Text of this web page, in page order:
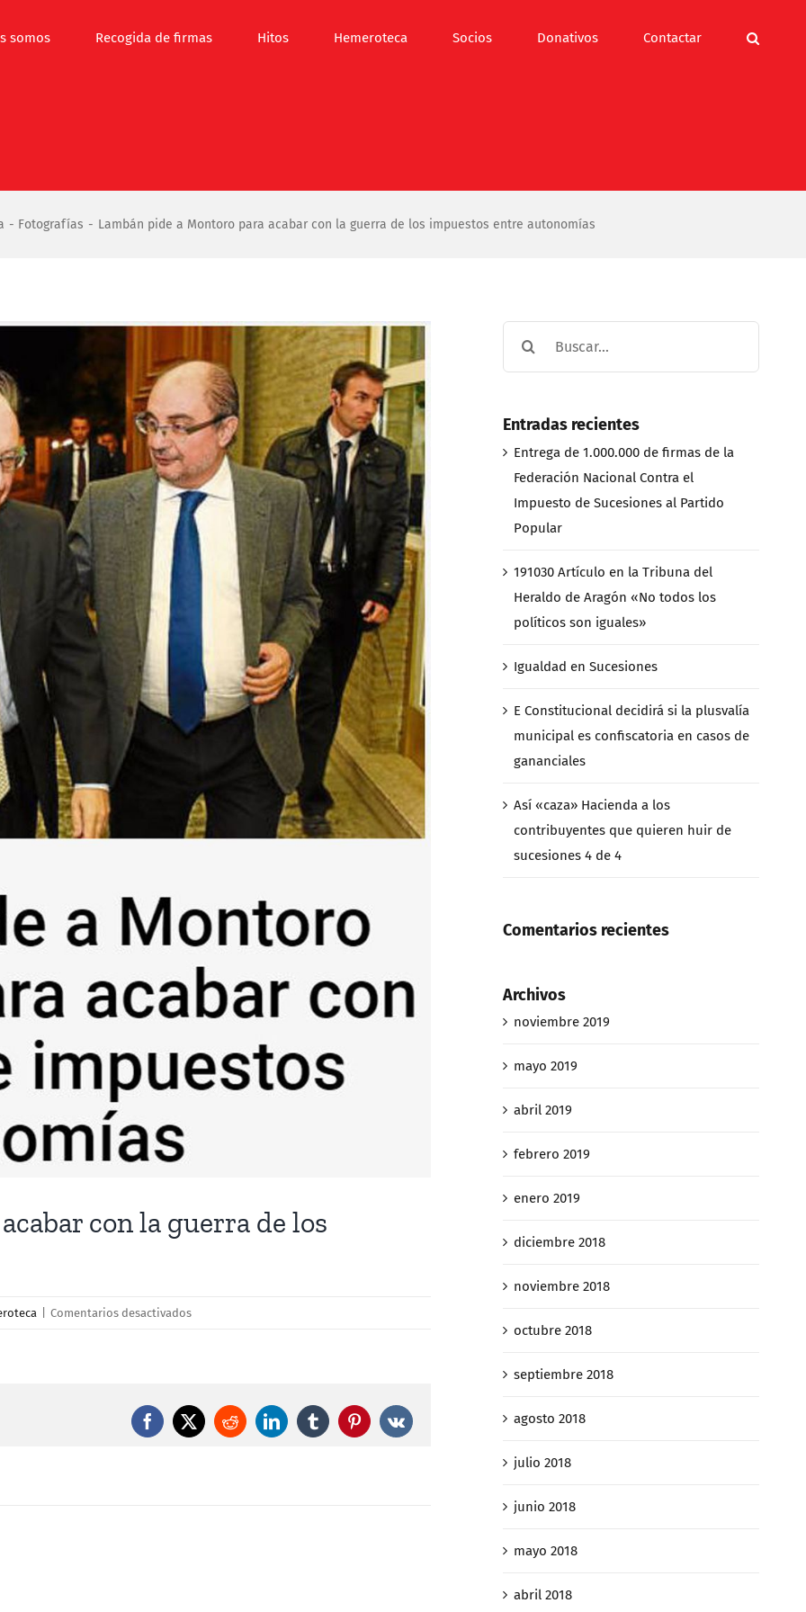
somos Recogida de firmas Hitos Hemeroteca Socios Donativos Contactar
Fotografías Lambán pide a Montoro para acabar con la guerra de los impuestos entre autonomías
con la guerra de los
Comentarios desactivadosen
para
Facebook
X RedditLinkedInTumblrPinterest
Vk
Entradas recientes
Entrega de 1.000.000 de firmas de la
Federación Nacional Contra el
Impuesto de Sucesiones al Partido
Popular
191030 Artículo en la Tribuna del
Heraldo de Aragón «No todos los
políticos son iguales»
Igualdad en Sucesiones
E Constitucional decidirá si la plusvalía
municipal es confiscatoria en casos de
gananciales
Así «caza» Hacienda a los
contribuyentes que quieren huir de
sucesiones 4 de 4
Comentarios recientes
Archivos
noviembre 2019
mayo 2019
abril 2019
febrero 2019
enero 2019
diciembre 2018
noviembre 2018
octubre 2018
septiembre 2018
agosto 2018
julio 2018
junio 2018
mayo 2018
abril 2018